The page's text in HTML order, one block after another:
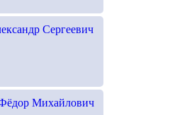
Сергеевич
Михайлович